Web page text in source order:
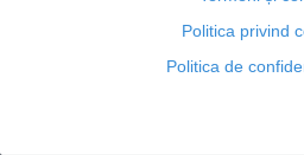
Politica privind
Politica de